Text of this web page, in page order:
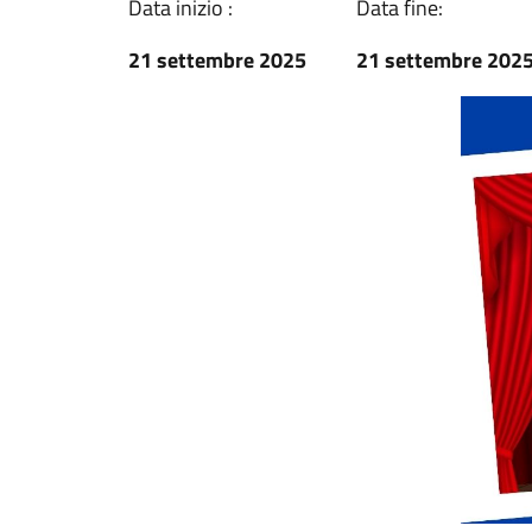
Data inizio :
21 settembre 2025
Data fine:
21 settembre